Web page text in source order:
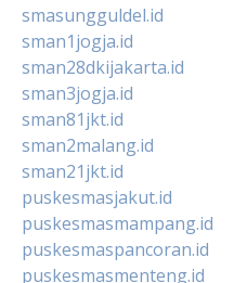
smasungguldel.id
sman1jogja.id
sman28dkijakarta.id
sman3jogja.id
sman81jkt.id
sman2malang.id
sman21jkt.id
puskesmasjakut.id
puskesmasmampang.id
puskesmaspancoran.id
puskesmasmenteng.id